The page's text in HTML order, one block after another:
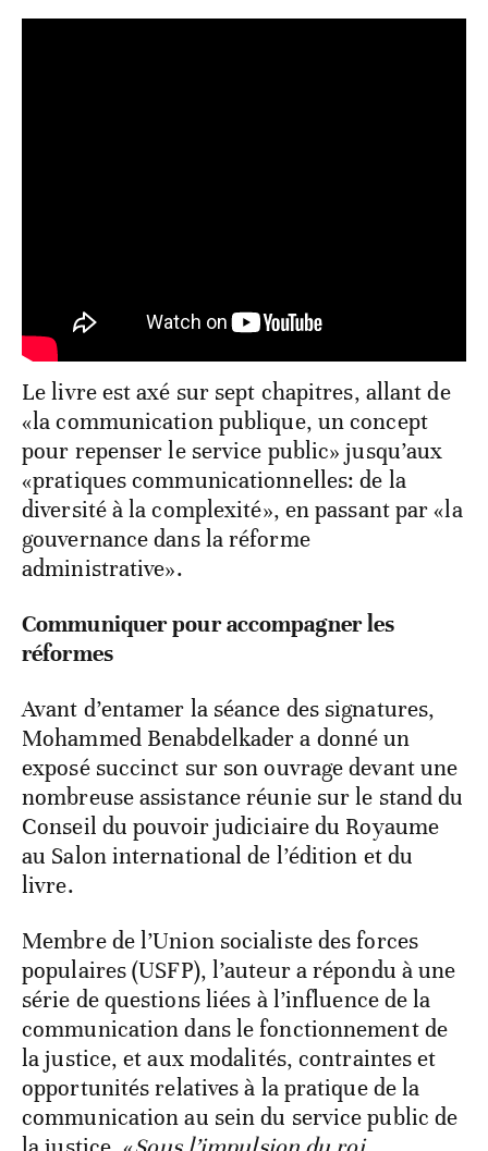
Le livre est axé sur sept chapitres, allant de
«la communication publique, un concept
pour repenser le service public» jusqu’aux
«pratiques communicationnelles: de la
diversité à la complexité», en passant par «la
gouvernance dans la réforme
administrative».
Communiquer pour accompagner les
réformes
Avant d’entamer la séance des signatures,
Mohammed Benabdelkader a donné un
exposé succinct sur son ouvrage devant une
nombreuse assistance réunie sur le stand du
Conseil du pouvoir judiciaire du Royaume
au Salon international de l’édition et du
livre.
Membre de l’Union socialiste des forces
populaires (USFP), l’auteur a répondu à une
série de questions liées à l’influence de la
communication dans le fonctionnement de
la justice, et aux modalités, contraintes et
opportunités relatives à la pratique de la
communication au sein du service public de